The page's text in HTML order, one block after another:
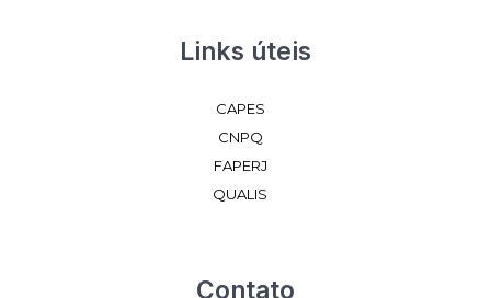
Links úteis
CAPES
CNPQ
FAPERJ
QUALIS
Contato